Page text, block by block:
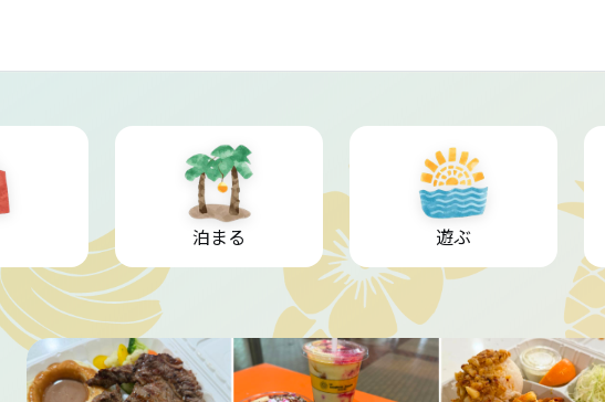
泊まる 遊ぶ